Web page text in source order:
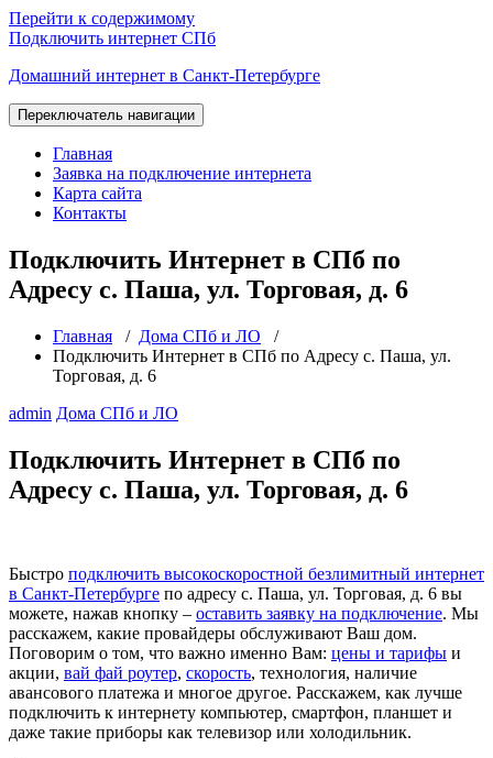
Перейти к содержимому
Подключить интернет СПб
Домашний интернет в Санкт-Петербурге
Переключатель навигации
Главная
Заявка на подключение интернета
Карта сайта
Контакты
Подключить Интернет в СПб по
Адресу с. Паша, ул. Торговая, д. 6
Главная / Дома СПб и ЛО /
Подключить Интернет в СПб по Адресу с. Паша, ул.
Торговая, д. 6
admin Дома СПб и ЛО
Подключить Интернет в СПб по
Адресу с. Паша, ул. Торговая, д. 6
Быстро подключить высокоскоростной безлимитный интернет
в Санкт-Петербурге по адресу с. Паша, ул. Торговая, д. 6 вы
можете, нажав кнопку – оставить заявку на подключение. Мы
расскажем, какие провайдеры обслуживают Ваш дом.
Поговорим о том, что важно именно Вам: цены и тарифы и
акции, вай фай роутер, скорость, технология, наличие
авансового платежа и многое другое. Расскажем, как лучше
подключить к интернету компьютер, смартфон, планшет и
даже такие приборы как телевизор или холодильник.